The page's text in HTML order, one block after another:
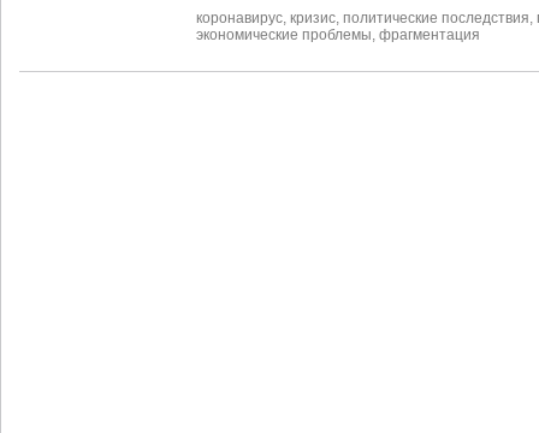
коронавирус кризис политические последствия
экономические проблемы фрагментация